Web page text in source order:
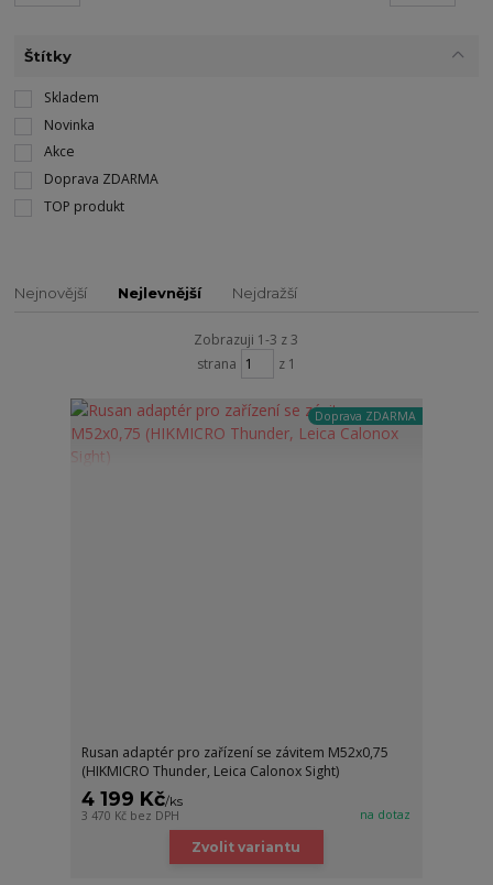
Štítky
Skladem
Novinka
Akce
Doprava ZDARMA
TOP produkt
Nejnovější Nejlevnější Nejdražší
Zobrazuji 1-3 z 3
strana
z 1
Doprava ZDARMA
Rusan adaptér pro zařízení se závitem M52x0,75
(HIKMICRO Thunder, Leica Calonox Sight)
4 199 Kč/ks
3 470 Kč bez DPH na dotaz
Zvolit variantu